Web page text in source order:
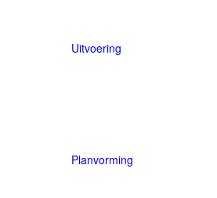
Uitvoering
Planvorming